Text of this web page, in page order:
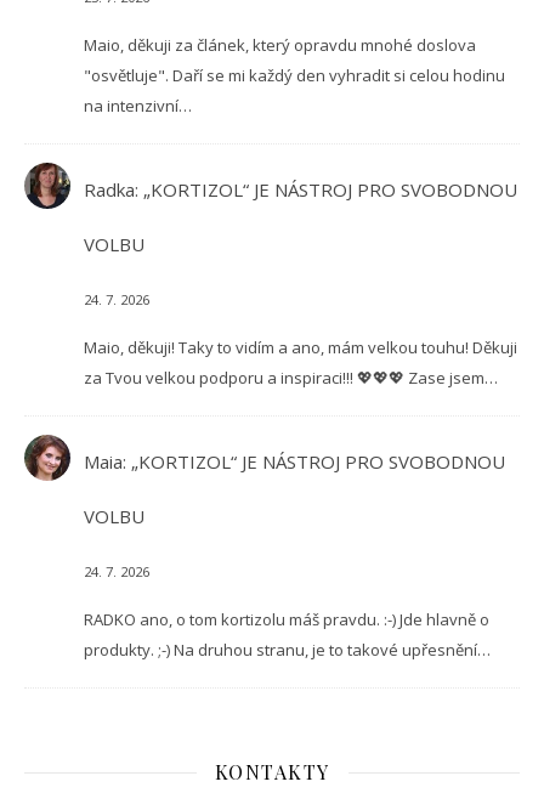
Maio, děkuji za článek, který opravdu mnohé doslova
"osvětluje". Daří se mi každý den vyhradit si celou hodinu
na intenzivní…
Radka: „KORTIZOL“ JE NÁSTROJ PRO SVOBODNOU
VOLBU
24. 7. 2026
Maio, děkuji! Taky to vidím a ano, mám velkou touhu! Děkuji
za Tvou velkou podporu a inspiraci!!! 💖💖💖 Zase jsem…
Maia: „KORTIZOL“ JE NÁSTROJ PRO SVOBODNOU
VOLBU
24. 7. 2026
RADKO ano, o tom kortizolu máš pravdu. :-) Jde hlavně o
produkty. ;-) Na druhou stranu, je to takové upřesnění…
KONTAKTY